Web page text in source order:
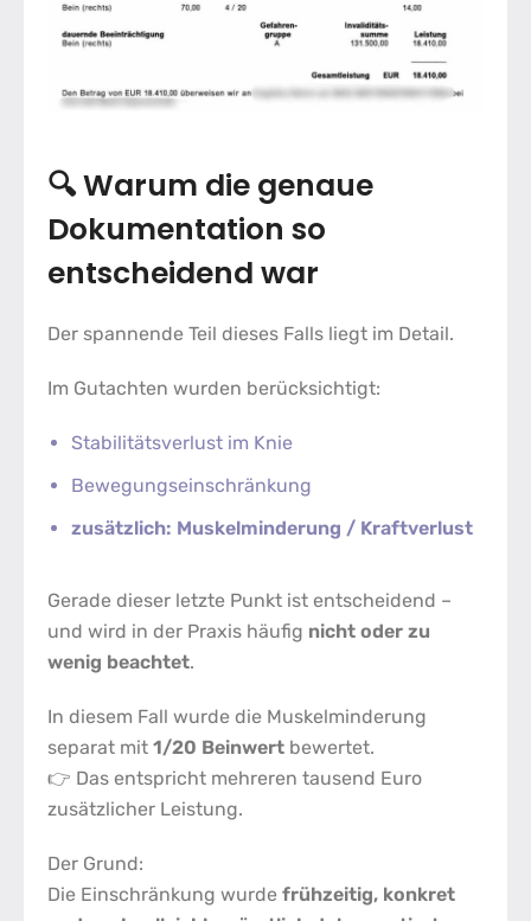
🔍 Warum die genaue
Dokumentation so
entscheidend war
Der spannende Teil dieses Falls liegt im Detail.
Im Gutachten wurden berücksichtigt:
Stabilitätsverlust im Knie
Bewegungseinschränkung
zusätzlich: Muskelminderung / Kraftverlust
Gerade dieser letzte Punkt ist entscheidend –
und wird in der Praxis häufig nicht oder zu
wenig beachtet.
In diesem Fall wurde die Muskelminderung
separat mit 1/20 Beinwert bewertet.
👉 Das entspricht mehreren tausend Euro
zusätzlicher Leistung.
Der Grund:
Die Einschränkung wurde frühzeitig, konkret